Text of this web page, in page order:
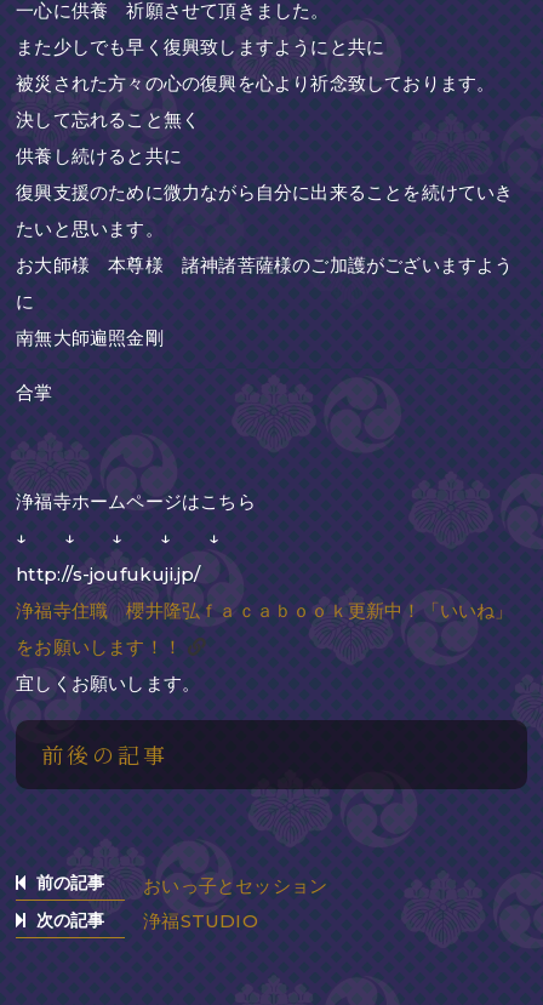
一心に供養 祈願させて頂きました。
また少しでも早く復興致しますようにと共に
被災された方々の心の復興を心より祈念致しております。
決して忘れること無く
供養し続けると共に
復興支援のために微力ながら自分に出来ることを続けていき
たいと思います。
お大師様 本尊様 諸神諸菩薩様のご加護がございますよう
に
南無大師遍照金剛
合掌
浄福寺ホームページはこちら
↓ ↓ ↓ ↓ ↓
http://s-joufukuji.jp/
浄福寺住職 櫻井隆弘ｆａｃａｂｏｏｋ更新中！「いいね」
をお願いします！！
宜しくお願いします。
前後の記事
前の記事 おいっ子とセッション
次の記事 浄福STUDIO